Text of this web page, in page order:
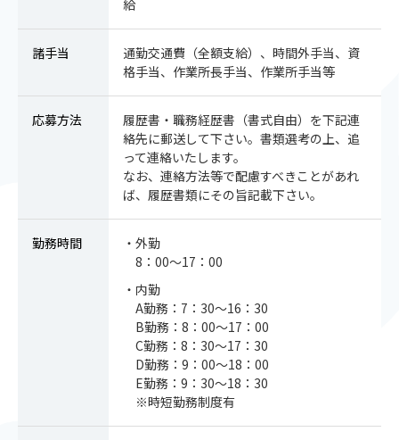
給
諸手当
通勤交通費（全額支給）、時間外手当、資
格手当、作業所長手当、作業所手当等
応募方法
履歴書・職務経歴書（書式自由）を下記連
絡先に郵送して下さい。書類選考の上、追
って連絡いたします。
なお、連絡方法等で配慮すべきことがあれ
ば、履歴書類にその旨記載下さい。
勤務時間
・外勤
8：00～17：00
・内勤
A勤務：7：30～16：30
B勤務：8：00～17：00
C勤務：8：30～17：30
D勤務：9：00～18：00
E勤務：9：30～18：30
※時短勤務制度有